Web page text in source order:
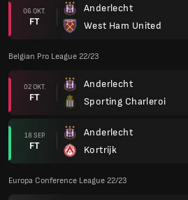
06 OKT.
FT
Anderlecht
West Ham United
Belgian Pro League 22/23
02 OKT.
FT
Anderlecht
Sporting Charleroi
18 SEP.
FT
Anderlecht
Kortrijk
Europa Conference League 22/23